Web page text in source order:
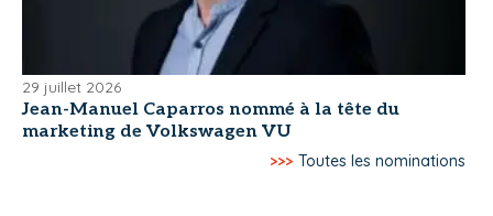
29 juillet 2026
Jean-Manuel Caparros nommé à la tête du
marketing de Volkswagen VU
>>> Toutes les nominations